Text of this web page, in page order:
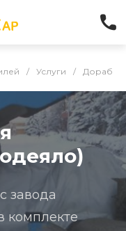
/ Услуги /
завода
комплекте